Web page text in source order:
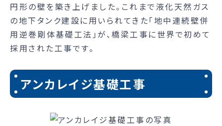
円形の壁を築き上げました。これまで液化天然ガス
の地下タンク建設に用いられてきた「地中連続壁併
用逆巻剛体基礎工法」が、橋梁工事に世界で初めて
採用された工事です。
アンカレイジ基礎工事